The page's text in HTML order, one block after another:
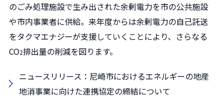
のごみ処理施設で生み出された余剰電力を市の公共施設
や市内事業者に供給。来年度からは余剰電力の自己託送
をタクマエナジーが支援していくことにより、さらなる
CO2排出量の削減を図ります。
ニュースリリース：尼崎市におけるエネルギーの地産
地消事業に向けた連携協定の締結について